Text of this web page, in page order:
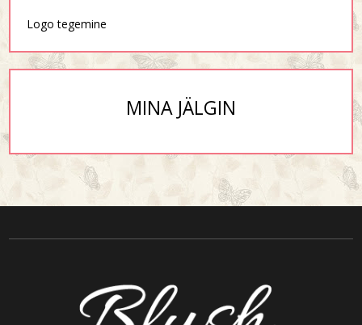
Logo tegemine
MINA JÄLGIN